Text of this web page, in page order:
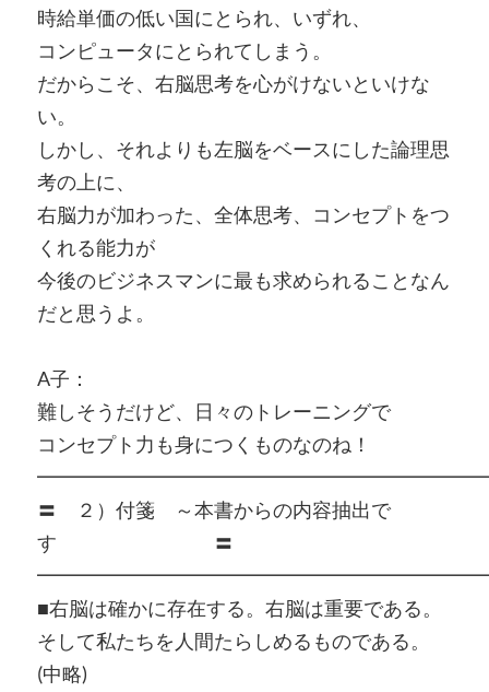
時給単価の低い国にとられ、いずれ、
コンピュータにとられてしまう。
だからこそ、右脳思考を心がけないといけな
い。
しかし、それよりも左脳をベースにした論理思
考の上に、
右脳力が加わった、全体思考、コンセプトをつ
くれる能力が
今後のビジネスマンに最も求められることなん
だと思うよ。
A子：
難しそうだけど、日々のトレーニングで
コンセプト力も身につくものなのね！
〓 ２）付箋 ～本書からの内容抽出で
す 〓
■右脳は確かに存在する。右脳は重要である。
そして私たちを人間たらしめるものである。
(中略)